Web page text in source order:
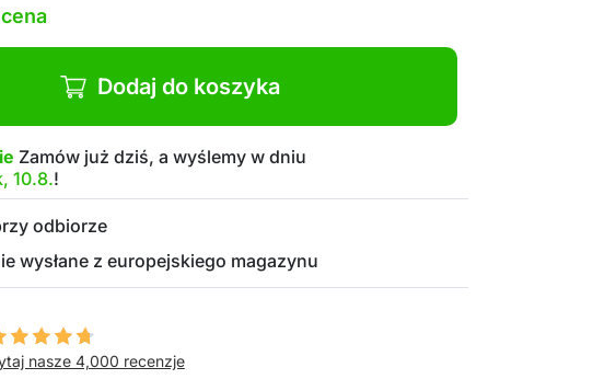
Dodaj do koszyka
Zamów już dziś, a wyślemy w dniu
10.8.!
odbiorze
wysłane z europejskiego magazynu
nasze 4,000 recenzje